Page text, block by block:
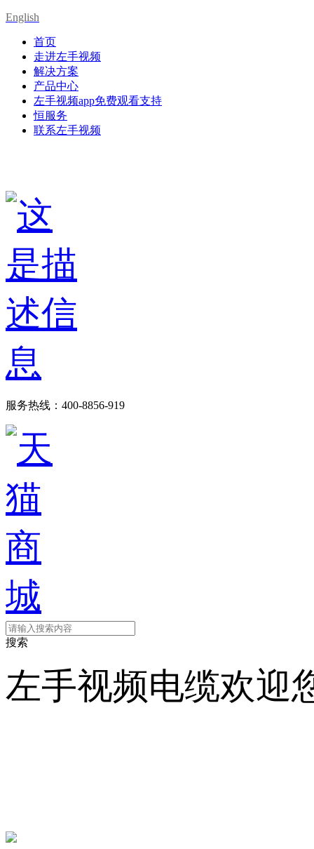
English
首页
走进左手视频
解决方案
产品中心
左手视频app免费观看支持
恒服务
联系左手视频
服务热线：400-8856-919
搜索
左手视频电缆欢迎您